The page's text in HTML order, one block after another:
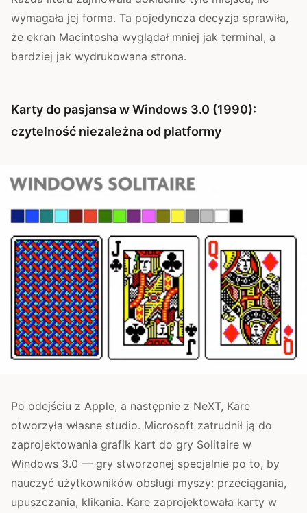
wymagała jej forma. Ta pojedyncza decyzja sprawiła,
że ekran Macintosha wyglądał mniej jak terminal, a
bardziej jak wydrukowana strona.
Karty do pasjansa w Windows 3.0 (1990):
czytelność niezależna od platformy
Po odejściu z Apple, a następnie z NeXT, Kare
otworzyła własne studio. Microsoft zatrudnił ją do
zaprojektowania grafik kart do gry Solitaire w
Windows 3.0 — gry stworzonej specjalnie po to, by
nauczyć użytkowników obsługi myszy: przeciągania,
upuszczania, klikania. Kare zaprojektowała karty w